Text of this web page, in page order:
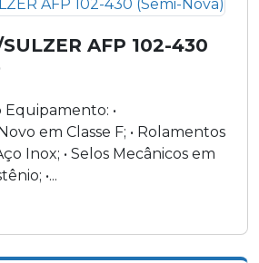
AFP 102-430
•
em Classe F; • Rolamentos
Inox; • Selos Mecânicos em
•...